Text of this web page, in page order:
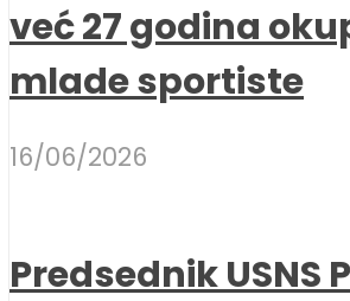
već 27 godina
mlade sportiste
16/06/2026
Predsednik USNS